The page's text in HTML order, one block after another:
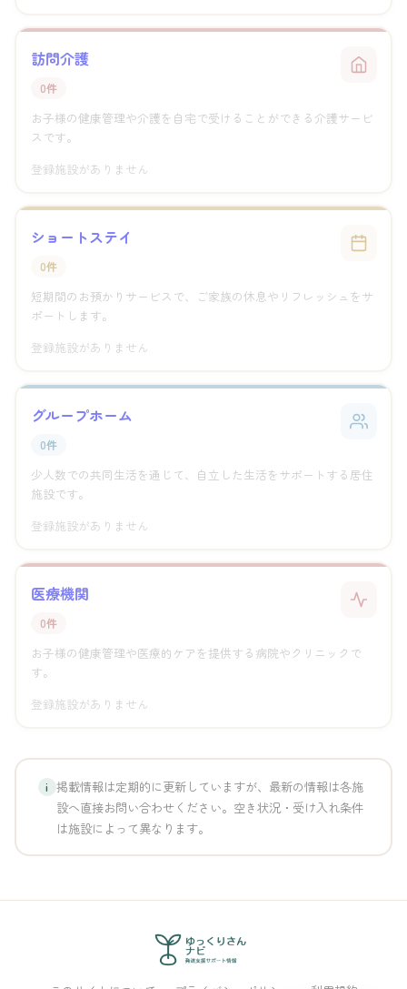
訪問介護
0件
お子様の健康管理や介護を自宅で受けることができる介護サービ
スです。
登録施設がありません
ショートステイ
0件
短期間のお預かりサービスで、ご家族の休息やリフレッシュをサ
ポートします。
登録施設がありません
グループホーム
0件
少人数での共同生活を通じて、自立した生活をサポートする居住
施設です。
登録施設がありません
医療機関
0件
お子様の健康管理や医療的ケアを提供する病院やクリニックで
す。
登録施設がありません
i 掲載情報は定期的に更新していますが、最新の情報は各施
設へ直接お問い合わせください。空き状況・受け入れ条件
は施設によって異なります。